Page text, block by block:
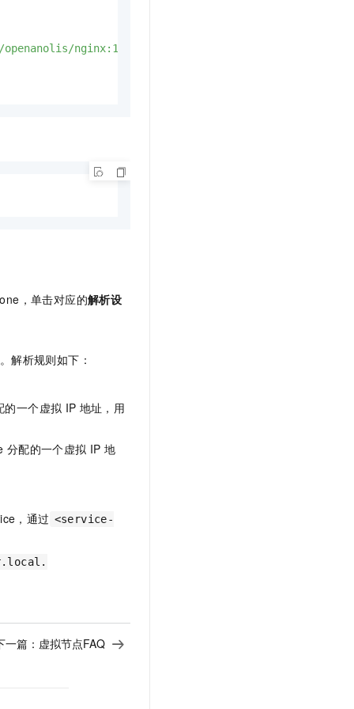
nginx:1.14.1-8.6
，单击对应的解析设
解析规则如下：
的一个虚拟 IP 地址，用
分配的一个虚拟 IP 地
，通过 <service-
一篇： 虚拟节点FAQ